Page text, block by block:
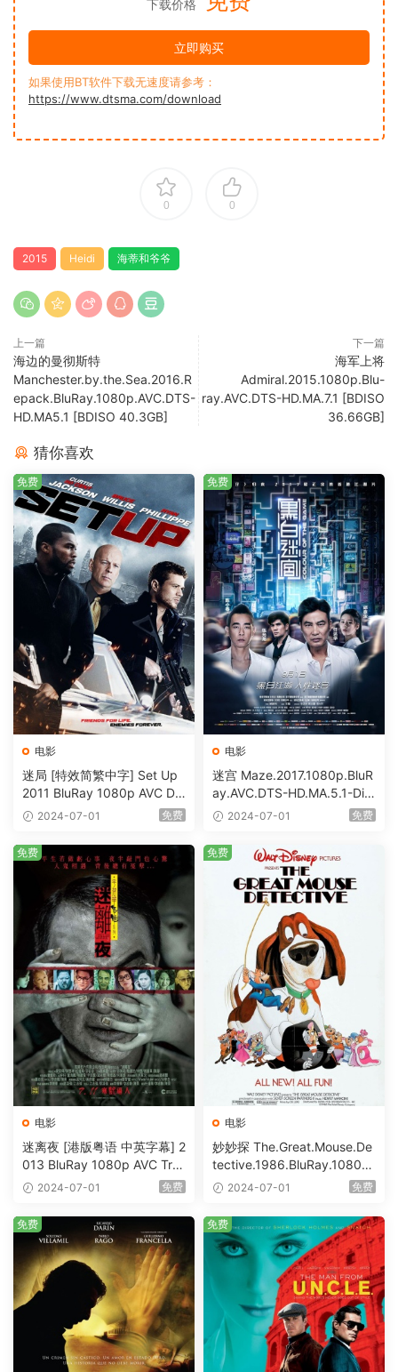
下载价格
立即购买
如果使用BT软件下载无速度请参考：
https://www.dtsma.com/download
0 0
2015 Heidi 海蒂和爷爷
上一篇
海边的曼彻斯特
Manchester.by.the.Sea.2016.R
epack.BluRay.1080p.AVC.DTS-
HD.MA5.1 [BDISO 40.3GB]
下一篇
海军上将
Admiral.2015.1080p.Blu-
ray.AVC.DTS-HD.MA.7.1 [BDISO
36.66GB]
猜你喜欢
电影
迷局 [特效简繁中字] Set Up
2011 BluRay 1080p AVC DT
S-HD MA5.1-shhaclm@CHD
2024-07-01 免费
免费
电影
迷宫 Maze.2017.1080p.BluR
ay.AVC.DTS-HD.MA.5.1-DiY
@HDHome [BDISO 19.7GB]
2024-07-01 免费
免费
电影
迷离夜 [港版粤语 中英字幕] 2
013 BluRay 1080p AVC Tru
eHD5.1 [BDISO 22.64GB]
2024-07-01 免费
免费
电影
妙妙探 The.Great.Mouse.De
tective.1986.BluRay.1080p.
AVC.DTS-HD.MA.5.1-HDHo
2024-07-01 免费
免费
免费 免费